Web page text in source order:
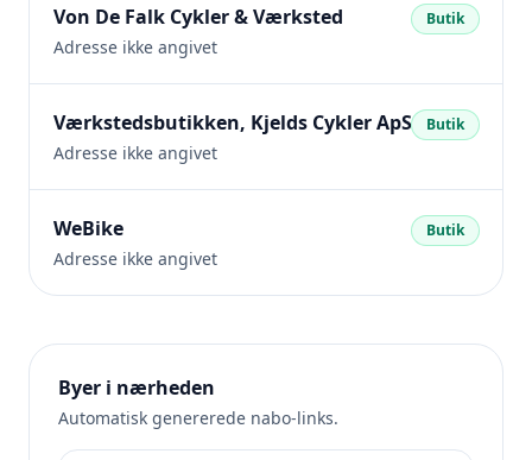
Von De Falk Cykler & Værksted
Adresse ikke angivet
Butik
Værkstedsbutikken, Kjelds Cykler ApS
Adresse ikke angivet
Butik
WeBike
Adresse ikke angivet
Butik
Byer i nærheden
Automatisk genererede nabo-links.